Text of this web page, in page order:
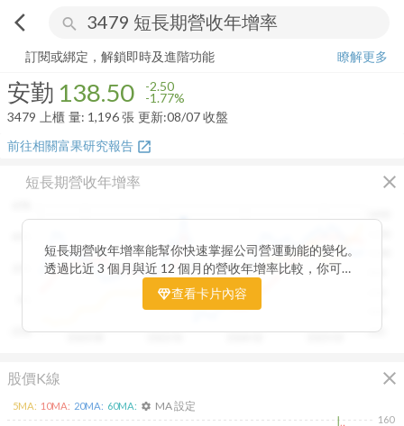
arrow_back_ios search
安勤 138.50 -1.77%
訂閱或綁定，解鎖即時及進階功能
瞭解更多
安勤 138.50 -2.50
-1.77%
3479
上櫃 量: 1,196張 更新:08/07 收盤
前往相關富果研究報告 open_in_new
短長期營收年增率 close
200
-20%
短長期營收年增率能幫你快速掌握公司營運動能的變化。
透過比近 3 個月與近 12 個月的營收年增率比較，你可以
一眼看出短期成長是否延續長期趨勢。當短期營收增速開
始超越長期平均，往往代表公司業績正加速向上；反之，
查看卡片內容
股價K線 close
160
5MA: 10MA: 20MA: 60MA: settings MA 設定